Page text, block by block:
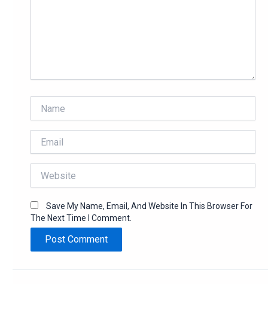
Save My Name, Email, And Website In This Browser For
The Next Time I Comment.